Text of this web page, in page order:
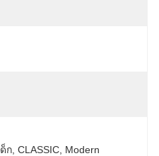
ก, CLASSIC, Modern